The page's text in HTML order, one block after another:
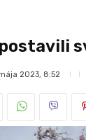
2023, 8:52